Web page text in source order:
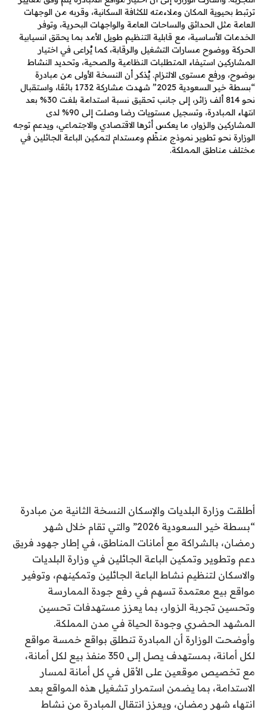
أطلقت وزارة البلديات والإسكان النسخة الثانية من مبادرة
“بسطة خير السعودية 2026” والتي تقام خلال شهر
رمضان، بالشراكة مع أمانات المناطق، في إطار جهود فريق
دعم وتطوير وتمكين الباعة الجائلين في وزارة البلديات
والاسكان لتنظيم نشاط الباعة الجائلين وتمكينهم، وتوفير
مواقع بيع معتمدة تسهم في رفع جودة الممارسة
وتحسين تجربة الزوار، بما يعزز مستهدفات تحسين
المشهد الحضري وجودة الحياة في مدن المملكة.
وأوضحت الوزارة أن المبادرة تنطلق بواقع خمسة مواقع
لكل أمانة، بمستهدف يصل إلى 350 منفذ بيع لكل أمانة،
مع تخصيص موقعين على الأقل في كل أمانة لمسار
الاستدامة، بما يضمن استمرار تشغيل هذه المواقع بعد
انتهاء شهر رمضان، ويعزز انتقال المبادرة من نشاط